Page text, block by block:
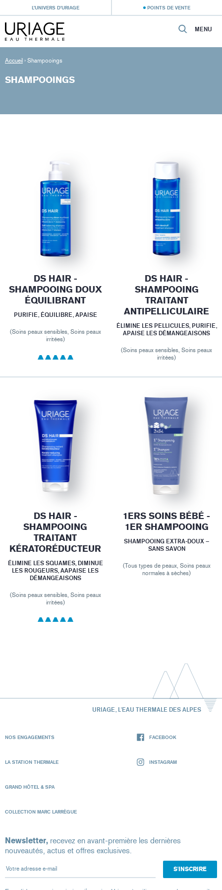
L’UNIVERS D’URIAGE POINTS DE VENTE
MENU
Accueil › Shampooings
SHAMPOOINGS
DS HAIR -
SHAMPOOING DOUX
ÉQUILIBRANT
PURIFIE, ÉQUILIBRE, APAISE
(Soins peaux sensibles, Soins peaux
irritées)
DS HAIR -
SHAMPOOING
TRAITANT
ANTIPELLICULAIRE
ÉLIMINE LES PELLICULES, PURIFIE,
APAISE LES DÉMANGEAISONS
(Soins peaux sensibles, Soins peaux
irritées)
DS HAIR -
SHAMPOOING
TRAITANT
KÉRATORÉDUCTEUR
ÉLIMINE LES SQUAMES, DIMINUE
LES ROUGEURS, AAPAISE LES
DÉMANGEAISONS
(Soins peaux sensibles, Soins peaux
irritées)
1ERS SOINS BÉBÉ -
1ER SHAMPOOING
SHAMPOOING EXTRA-DOUX –
SANS SAVON
(Tous types de peaux, Soins peaux
normales à sèches)
URIAGE, L'EAU THERMALE DES ALPES
NOS ENGAGEMENTS
LA STATION THERMALE
GRAND HÔTEL & SPA
COLLECTION MARC LARRÈGUE
FACEBOOK
INSTAGRAM
Newsletter, recevez en avant-première les dernières
nouveautés, actus et offres exclusives.
Votre adresse e-mail